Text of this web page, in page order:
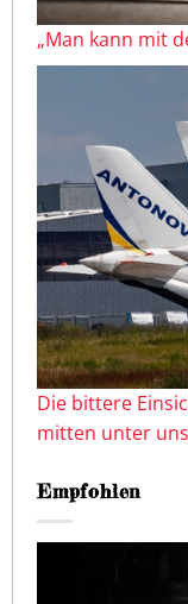
„Man kann mit
Die bittere
mitten unter uns
Empfohlen